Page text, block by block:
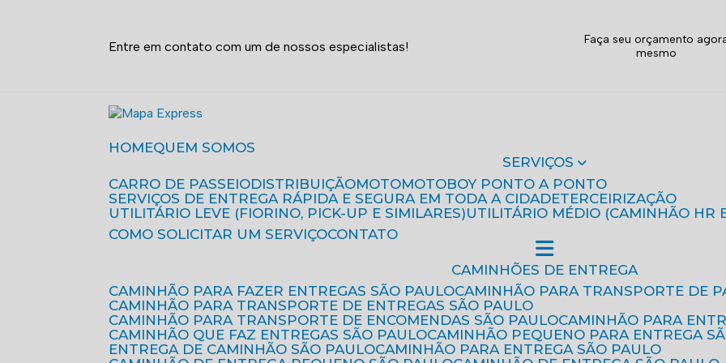
Entre em contato com um de nossos especialistas!
Faça seu orçamento
mesmo
HOME
QUEM SOMOS
SERVIÇOS
CARRO DE PASSEIO
DISTRIBUIÇÃO MOTO
MOTOBOY PONTO A PONTO
SERVIÇOS DE ENTREGA RÁPIDA E SEGURA EM TODA A CIDADE
TERCEIRIZAÇÃO
UTILITÁRIO LEVE (FIORINO, PICK-UP E SIMILARES)
UTILITÁRIO MÉDIO (CAMINHÃO HR
COMO SOLICITAR UM SERVIÇO CONTATO
CAMINHÕES DE ENTREGA
CAMINHÃO PARA FAZER ENTREGAS SÃO PAULO
CAMINHÃO PARA TRANSPORTE DE
CAMINHÃO PARA TRANSPORTE DE ENTREGAS SÃO PAULO
CAMINHÃO PARA TRANSPORTE DE ENCOMENDAS SÃO PAULO
CAMINHÃO PARA
CAMINHÃO QUE FAZ ENTREGAS SÃO PAULO
CAMINHÃO PEQUENO PARA ENTREGA
ENTREGA DE CAMINHÃO SÃO PAULO
CAMINHÃO PARA ENTREGA SÃO PAULO